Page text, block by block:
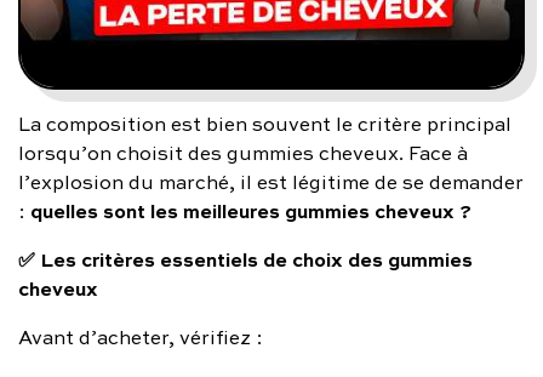
La composition est bien souvent le critère principal
lorsqu’on choisit des gummies cheveux. Face à
l’explosion du marché, il est légitime de se demander
: quelles sont les meilleures gummies cheveux ?
✅ Les critères essentiels de choix des gummies
cheveux
Avant d’acheter, vérifiez :